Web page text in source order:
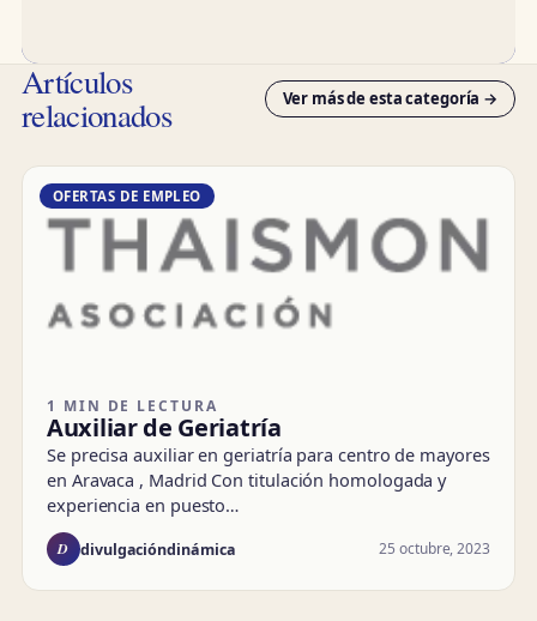
Artículos
relacionados Ver más de esta categoría →
OFERTAS DE EMPLEO
1 MIN DE LECTURA
Auxiliar de Geriatría
Se precisa auxiliar en geriatría para centro de mayores
en Aravaca , Madrid Con titulación homologada y
experiencia en puesto…
D divulgacióndinámica 25 octubre, 2023